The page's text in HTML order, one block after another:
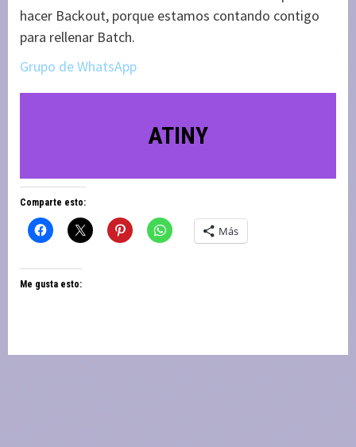
hacer Backout, porque estamos contando contigo
para rellenar Batch.
Grupo de WhatsApp
ATINY
Comparte esto:
Más
Me gusta esto: